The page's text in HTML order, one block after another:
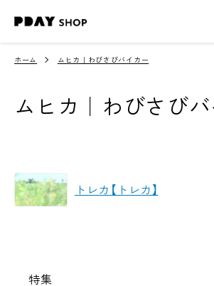
ホーム ムヒカ｜わびさびバイカー
ムヒカ｜わびさび
トレカ【トレカ】
特集